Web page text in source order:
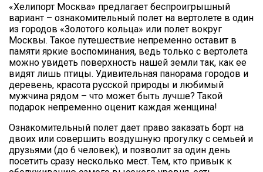
«Хелипорт Москва» предлагает беспроигрышный
вариант – ознакомительный полет на вертолете в один
из городов «Золотого кольца» или полет вокруг
Москвы. Такое путешествие непременно оставит в
памяти яркие воспоминания, ведь только с вертолета
можно увидеть поверхность нашей земли так, как ее
видят лишь птицы. Удивительная панорама городов и
деревень, красота русской природы и любимый
мужчина рядом – что может быть лучше? Такой
подарок непременно оценит каждая женщина!
Ознакомительный полет дает право заказать борт на
двоих или совершить воздушную прогулку с семьей и
друзьями (до 6 человек), и позволит за один день
посетить сразу несколько мест. Тем, кто привык к